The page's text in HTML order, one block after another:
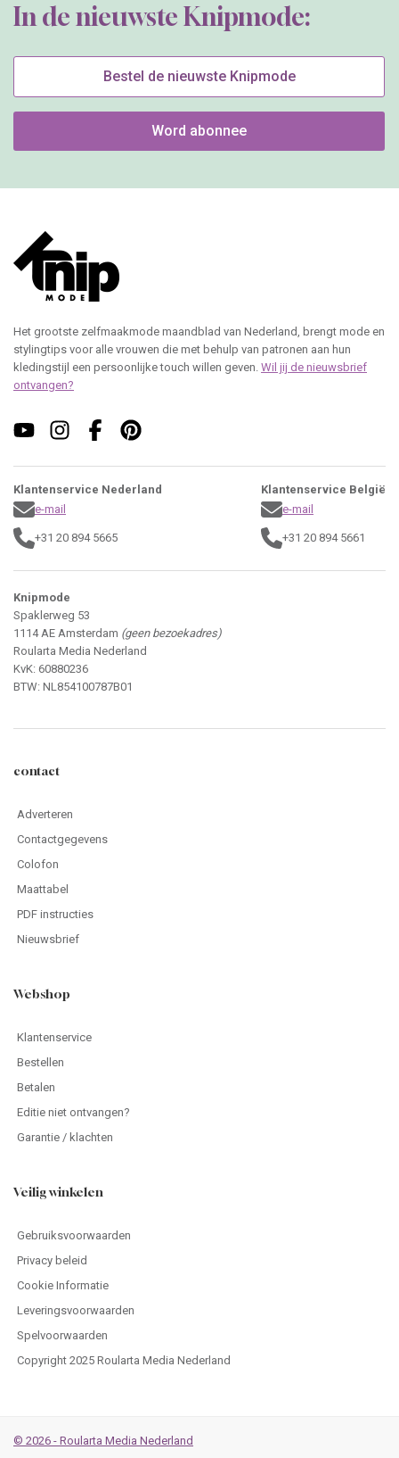
In de nieuwste Knipmode:
Bestel de nieuwste Knipmode
Word abonnee
Het grootste zelfmaakmode maandblad van Nederland, brengt mode en
stylingtips voor alle vrouwen die met behulp van patronen aan hun
kledingstijl een persoonlijke touch willen geven. Wil jij de nieuwsbrief
ontvangen?
Klantenservice Nederland
e-mail
+31 20 894 5665
Klantenservice België
e-mail
+31 20 894 5661
Knipmode
Spaklerweg 53
1114 AE Amsterdam (geen bezoekadres)
Roularta Media Nederland
KvK: 60880236
BTW: NL854100787B01
contact
Adverteren
Contactgegevens
Colofon
Maattabel
PDF instructies
Nieuwsbrief
Webshop
Klantenservice
Bestellen
Betalen
Editie niet ontvangen?
Garantie / klachten
Veilig winkelen
Gebruiksvoorwaarden
Privacy beleid
Cookie Informatie
Leveringsvoorwaarden
Spelvoorwaarden
Copyright 2025 Roularta Media Nederland
© 2026 - Roularta Media Nederland